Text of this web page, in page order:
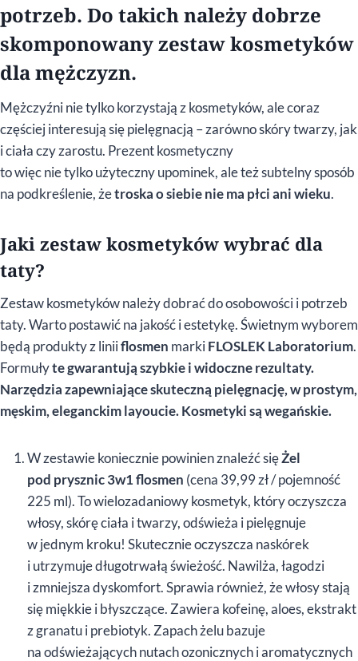
potrzeb. Do takich należy dobrze
skomponowany zestaw kosmetyków
dla mężczyzn.
Mężczyźni nie tylko korzystają z kosmetyków, ale coraz
częściej interesują się pielęgnacją – zarówno skóry twarzy, jak
i ciała czy zarostu. Prezent kosmetyczny
to więc nie tylko użyteczny upominek, ale też subtelny sposób
na podkreślenie, żetroska o siebie nie ma płci ani wieku.
Jaki zestaw kosmetyków wybrać dla
taty?
Zestaw kosmetyków należy dobrać do osobowości i potrzeb
taty. Warto postawić na jakość i estetykę. Świetnym wyborem
będą produkty z liniiflosmen markiFLOSLEK Laboratorium.
Formułyte gwarantują szybkie i widoczne rezultaty.
Narzędzia zapewniające skuteczną pielęgnację, w prostym,
męskim, eleganckim layoucie. Kosmetyki są wegańskie.
W zestawie koniecznie powinien znaleźć sięŻel
pod prysznic 3w1 flosmen (cena 39,99 zł / pojemność
225 ml). To wielozadaniowy kosmetyk, który oczyszcza
włosy, skórę ciała i twarzy, odświeża i pielęgnuje
w jednym kroku! Skutecznie oczyszcza naskórek
i utrzymuje długotrwałą świeżość. Nawilża, łagodzi
i zmniejsza dyskomfort. Sprawia również, że włosy stają
się miękkie i błyszczące. Zawiera kofeinę, aloes, ekstrakt
z granatu i prebiotyk. Zapach żelu bazuje
na odświeżających nutach ozonicznych i aromatycznych